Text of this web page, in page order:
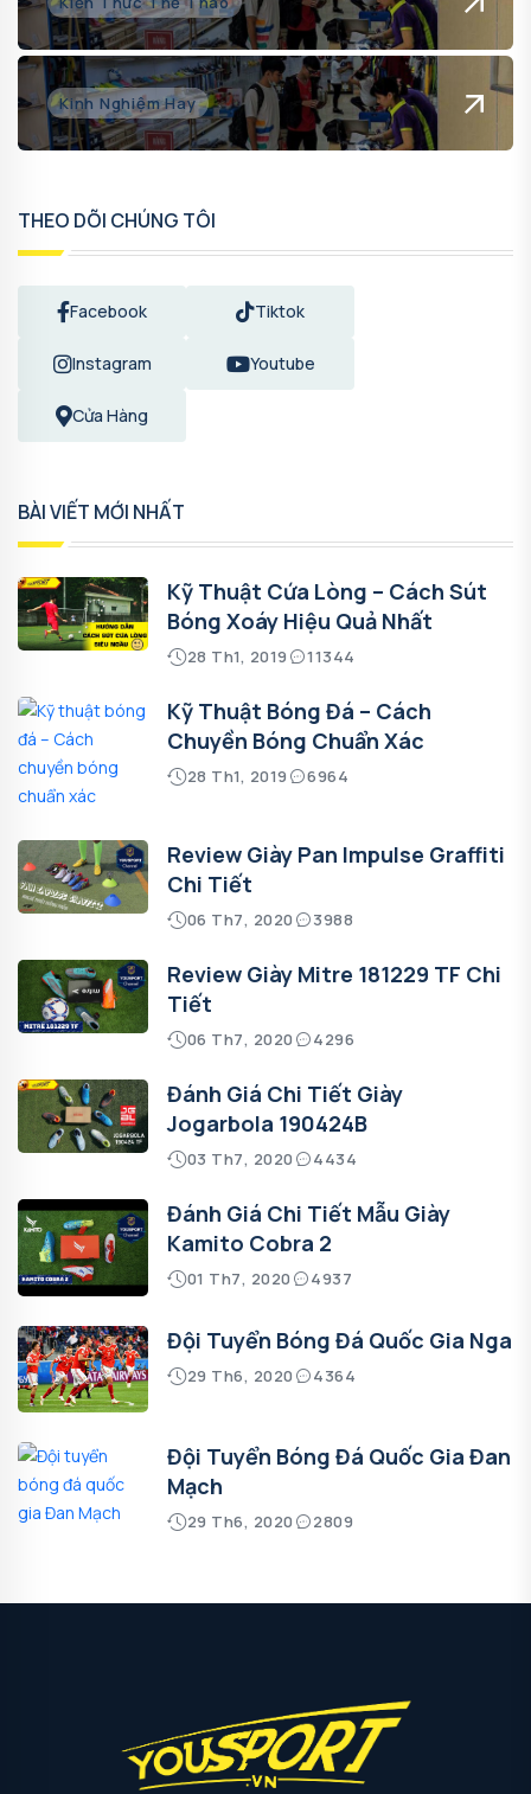
Kinh Nghiệm Hay
THEO DÕI CHÚNG TÔI
Facebook Tiktok
Instagram Youtube
Cửa Hàng
BÀI VIẾT MỚI NHẤT
Kỹ Thuật Cứa Lòng – Cách Sút
Bóng Xoáy Hiệu Quả Nhất
28 Th1, 2019 11344
Kỹ Thuật Bóng Đá – Cách
Chuyền Bóng Chuẩn Xác
28 Th1, 2019 6964
Review Giày Pan Impulse Graffiti
Chi Tiết
06 Th7, 2020 3988
Review Giày Mitre 181229 TF Chi
Tiết
06 Th7, 2020 4296
Đánh Giá Chi Tiết Giày
Jogarbola 190424B
03 Th7, 2020 4434
Đánh Giá Chi Tiết Mẫu Giày
Kamito Cobra 2
01 Th7, 2020 4937
Đội Tuyển Bóng Đá Quốc Gia Nga
29 Th6, 2020 4364
Đội Tuyển Bóng Đá Quốc Gia Đan
Mạch
29 Th6, 2020 2809